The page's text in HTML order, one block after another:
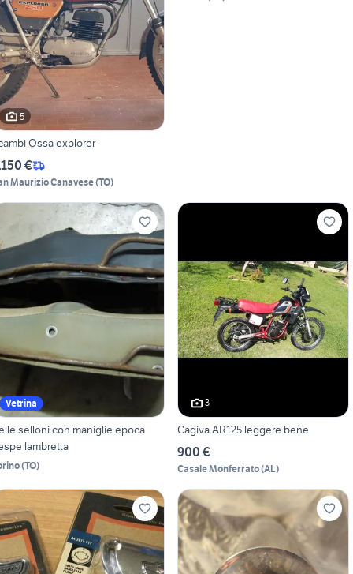
5
Ossa explorer
€
Maurizio Canavese(TO)
Vetrina
selloni con maniglie epoca
lambretta
(TO)
3
Cagiva AR125 leggere bene
900 €
Casale Monferrato(AL)